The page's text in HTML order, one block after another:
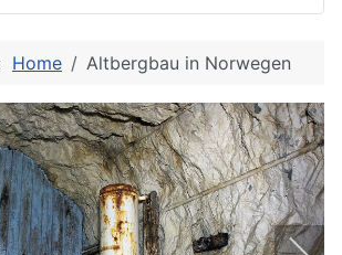
Home Altbergbau in Norwegen